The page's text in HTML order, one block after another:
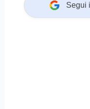
Segui